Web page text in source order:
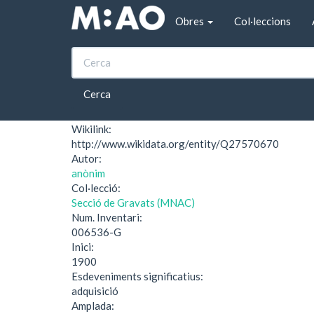
Vés al contingut
Obres
Col·leccions
Cerca
Inici Figura femenina tocant l'arpa
Figura femenina
Wikilink:
http://www.wikidata.org/entity/Q27570670
Autor:
anònim
Col·lecció:
Secció de Gravats (MNAC)
Num. Inventari:
006536-G
Inici:
1900
Esdeveniments significatius:
adquisició
Amplada: